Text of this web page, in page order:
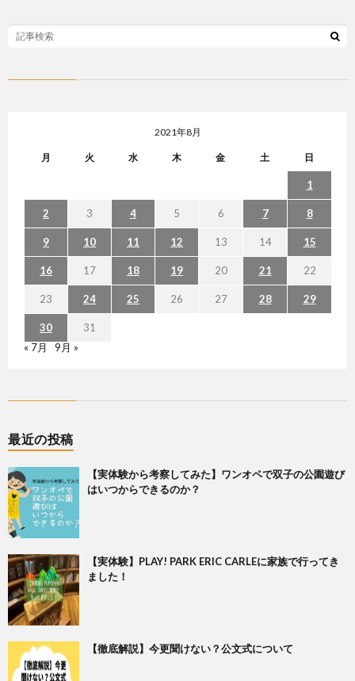
2021年8月
月 火 水 木 金 土 日
1
2 3 4 5 6 7 8
9 10 11 12 13 14 15
16 17 18 19 20 21 22
23 24 25 26 27 28 29
30
31
« 7月
9月 »
最近の投稿
【実体験から考察してみた】ワンオペで双子の公園遊び
はいつからできるのか？
【実体験】PLAY! PARK ERIC CARLEに家族で行ってき
ました！
【徹底解説】今更聞けない？公文式について